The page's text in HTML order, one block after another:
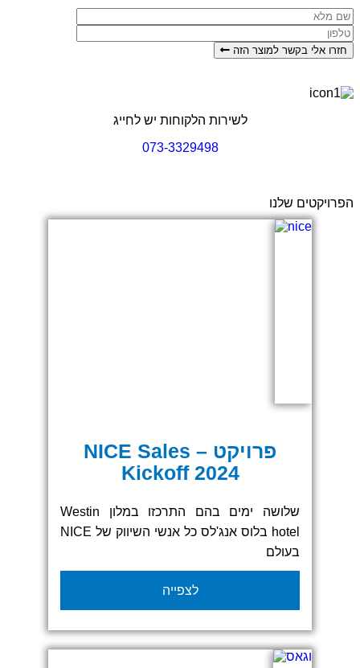
אלי בקשר למוצר הזה
לשירות הלקוחות יש לחייג
073-3329498
שלנו
פרויקט – NICE Sales
Kickoff 2024
שלושה ימים בהם התרכזו במלון Westin
hotel בלוס אנג'לס כל אנשי השיווק של NICE
מאנשי מכירות ועד למנהלי שיווק ומותגים
ולשדרה הניהולית הבכירה של החברה.
סניף איזי סקרין בלאס ווגאס היה אמון על
המיתוג של אלמנטים רבים באירוע הזה.
היכולת שלנו לנהל את זה הן מול אנשי החברה
לצפייה